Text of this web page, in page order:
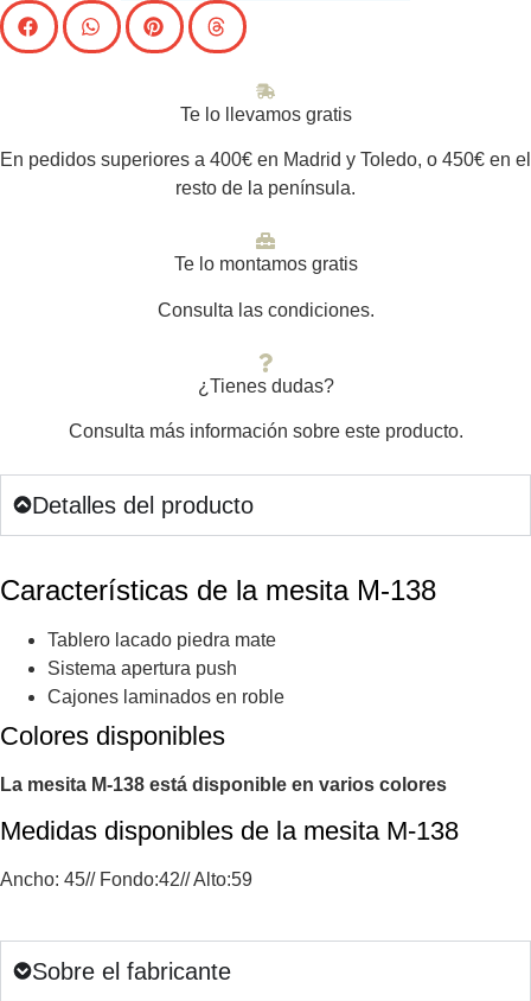
Te lo llevamos gratis
En pedidos superiores a 400€ en Madrid y Toledo, o 450€ en el
resto de la península.
Te lo montamos gratis
Consulta las condiciones.
¿Tienes dudas?
Consulta más información sobre este producto.
Detalles del producto
Características de la mesita M-138
Tablero lacado piedra mate
Sistema apertura push
Cajones laminados en roble
Colores disponibles
La mesita M-138 está disponible en varios colores
Medidas disponibles de la mesita M-138
Ancho: 45// Fondo:42// Alto:59
Sobre el fabricante